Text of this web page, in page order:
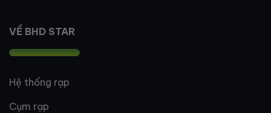
VỀ BHD STAR
Hệ thống rạp
Cụm rạp